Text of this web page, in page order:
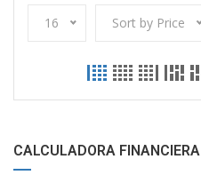
16 Sort by Price
CALCULADORA FINANCIERA